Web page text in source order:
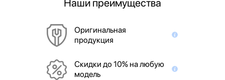
Наши преимущества
Оригинальная
продукция
Скидки до 10% на любую
модель